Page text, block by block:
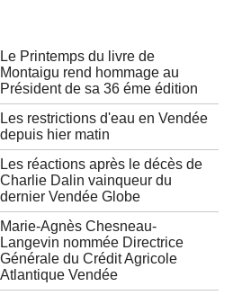
Le Printemps du livre de
Montaigu rend hommage au
Président de sa 36 éme édition
Les restrictions d'eau en Vendée
depuis hier matin
Les réactions après le décès de
Charlie Dalin vainqueur du
dernier Vendée Globe
Marie-Agnès Chesneau-
Langevin nommée Directrice
Générale du Crédit Agricole
Atlantique Vendée